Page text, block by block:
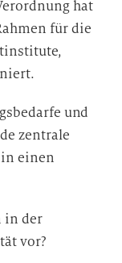
hat
für die
und
zentrale
in einen
in der
vor?